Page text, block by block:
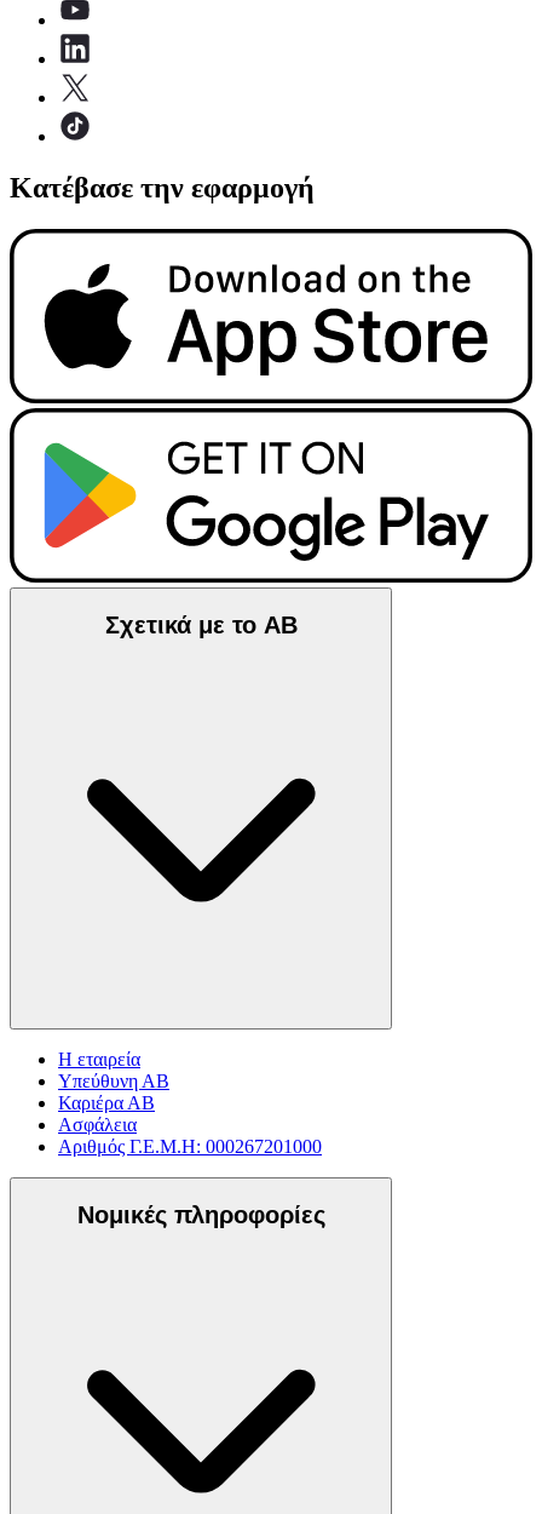
Κατέβασε την εφαρμογή
Σχετικά με το ΑΒ
Η εταιρεία
Υπεύθυνη ΑΒ
Καριέρα ΑΒ
Ασφάλεια
Αριθμός Γ.Ε.Μ.Η: 000267201000
Νομικές πληροφορίες